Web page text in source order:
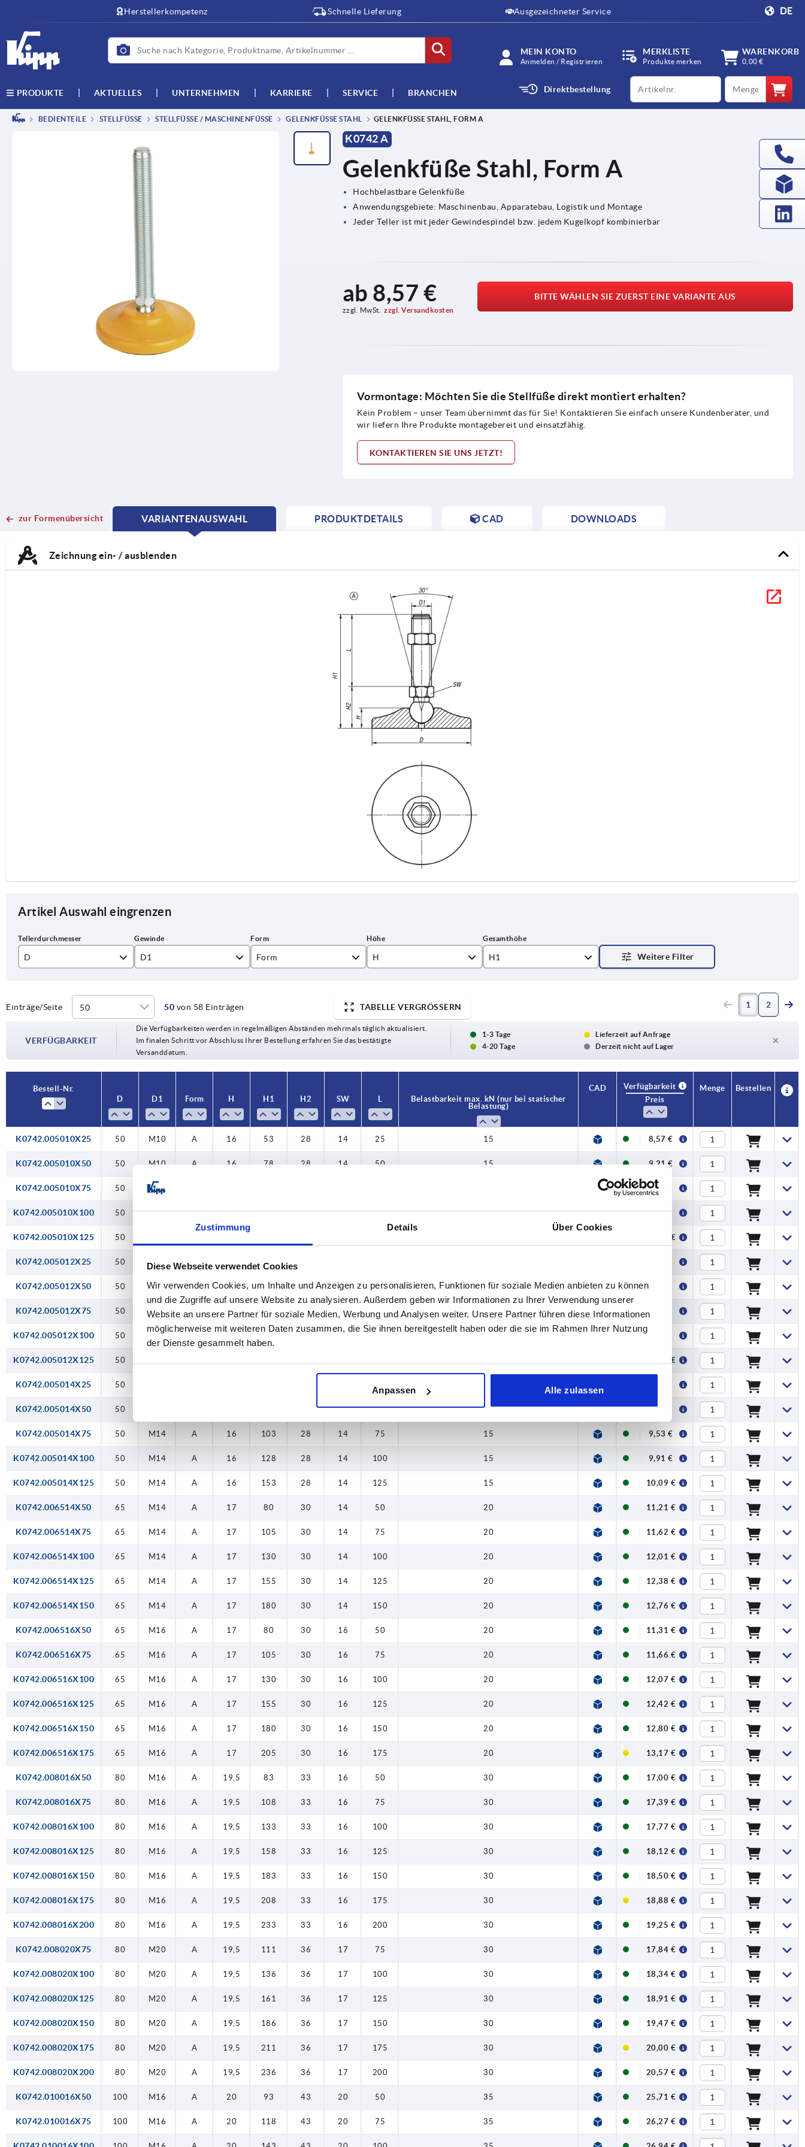
Zustimmung Details Über Cookies
Diese Webseite verwendet Cookies
Wir verwenden Cookies, um Inhalte und Anzeigen zu personalisieren, Funktionen für soziale Medien anbieten zu können
und die Zugriffe auf unsere Website zu analysieren. Außerdem geben wir Informationen zu Ihrer Verwendung unserer
Website an unsere Partner für soziale Medien, Werbung und Analysen weiter. Unsere Partner führen diese Informationen
möglicherweise mit weiteren Daten zusammen, die Sie ihnen bereitgestellt haben oder die sie im Rahmen Ihrer Nutzung
der Dienste gesammelt haben.
Anpassen Alle zulassen
Herstellerkompetenz Schnelle Lieferung Ausgezeichneter Service DE
MEIN KONTO
Anmelden / Registrieren
MERKLISTE
Produkte merken
WARENKORB
0,00 €
PRODUKTE AKTUELLES UNTERNEHMEN KARRIERE SERVICE BRANCHEN Direktbestellung
productCode qty
BEDIENTEILE STELLFÜSSE STELLFÜSSE / MASCHINENFÜSSE GELENKFÜSSE STAHL GELENKFÜSSE STAHL, FORM A
K0742 A
Gelenkfüße Stahl, Form A
Hochbelastbare Gelenkfüße
Anwendungsgebiete: Maschinenbau, Apparatebau, Logistik und Montage
Jeder Teller ist mit jeder Gewindespindel bzw. jedem Kugelkopf kombinierbar
ab 8,57 €
zzgl. MwSt. zzgl. Versandkosten
BITTE WÄHLEN SIE ZUERST EINE VARIANTE AUS
Vormontage: Möchten Sie die Stellfüße direkt montiert erhalten?
Kein Problem – unser Team übernimmt das für Sie! Kontaktieren Sie einfach unsere Kundenberater, und
wir liefern Ihre Produkte montagebereit und einsatzfähig.
KONTAKTIEREN SIE UNS JETZT!
zur Formenübersicht
VARIANTENAUSWAHL
CURRENT
CURRENT
PRODUKTDETAILS CAD DOWNLOADS
Zeichnung ein- / ausblenden
Artikel Auswahl eingrenzen
D
65
D1
M12
M14
M16
M24
Form H
17
19,5
H1
78
80
93
103
105
130
133
143
153
208
211
218
219
233
236
243
244
Einträge/Seite 50 von 58 Einträgen TABELLE VERGRÖSSERN 1 2
VERFÜGBARKEIT
Die Verfügbarkeiten werden in regelmäßigen Abständen mehrmals täglich aktualisiert.
Im finalen Schritt vor Abschluss Ihrer Bestellung erfahren Sie das bestätigte
Versanddatum.
1-3 Tage
Lieferzeit auf Anfrage
4-20 Tage
Derzeit nicht auf Lager
Bestell-Nr.
D
D1 Form H H1 H2 SW
Belastbarkeit max. kN (nur bei statischer
Belastung)
CAD
Verfügbarkeit
Preis
Menge Bestellen
K0742.005010X25 50 M10 A 16 53 28 14 25 15 8,57 €
K0742.005010X50 50 M10 A 16 78 28 14 50 15 9,21 €
K0742.005010X75 50 M10 9,47 €
K0742.005010X100 50 M10 A 16 128 28 14 100 15 9,85 €
K0742.005010X125 50 10,03 €
K0742.005012X25 50 M12 53 8,61 €
K0742.005012X50 50 M12 A 16 78 28 14 50 15 9,24 €
K0742.005012X75 50 M12 A 16 103 28 14 75 15 9,50 €
K0742.005012X100 50 M12 14 9,89 €
K0742.005012X125 50 10,06 €
K0742.005014X25 50 8,63 €
K0742.005014X50 50 14 50 15 9,26 €
K0742.005014X75 50 M14 A 16 103 28 14 75 15 9,53 €
K0742.005014X100 50 M14 A 16 128 28 14 100 15 9,91 €
K0742.005014X125 50 M14 A 16 153 28 14 125 15 10,09 €
K0742.006514X50 65 M14 A 17 80 30 14 50 20 11,21 €
K0742.006514X75 65 M14 A 17 105 30 14 75 20 11,62 €
K0742.006514X100 65 M14 A 17 130 30 14 100 20 12,01 €
K0742.006514X125 65 M14 A 17 155 30 14 125 20 12,38 €
K0742.006514X150 65 M14 A 17 180 30 14 150 20 12,76 €
K0742.006516X50 65 M16 A 17 80 30 16 50 20 11,31 €
K0742.006516X75 65 M16 A 17 105 30 16 75 20 11,66 €
K0742.006516X100 65 M16 A 17 130 30 16 100 20 12,07 €
K0742.006516X125 65 M16 A 17 155 30 16 125 20 12,42 €
K0742.006516X150 65 M16 A 17 180 30 16 150 20 12,80 €
K0742.006516X175 65 M16 A 17 205 30 16 175 20 13,17 €
K0742.008016X50 80 M16 A 19,5 83 33 16 50 30 17,00 €
K0742.008016X75 80 M16 A 19,5 108 33 16 75 30 17,39 €
K0742.008016X100 80 M16 A 19,5 133 33 16 100 30 17,77 €
K0742.008016X125 80 M16 A 19,5 158 33 16 125 30 18,12 €
K0742.008016X150 80 M16 A 19,5 183 33 16 150 30 18,50 €
K0742.008016X175 80 M16 A 19,5 208 33 16 175 30 18,88 €
K0742.008016X200 80 M16 A 19,5 233 33 16 200 30 19,25 €
K0742.008020X75 80 M20 A 19,5 111 36 17 75 30 17,84 €
K0742.008020X100 80 M20 A 19,5 136 36 17 100 30 18,34 €
K0742.008020X125 80 M20 A 19,5 161 36 17 125 30 18,91 €
K0742.008020X150 80 M20 A 19,5 186 36 17 150 30 19,47 €
K0742.008020X175 80 M20 A 19,5 211 36 17 175 30 20,00 €
K0742.008020X200 80 M20 A 19,5 236 36 17 200 30 20,57 €
K0742.010016X50 100 M16 A 20 93 43 20 50 35 25,71 €
K0742.010016X75 100 M16 A 20 118 43 20 75 35 26,27 €